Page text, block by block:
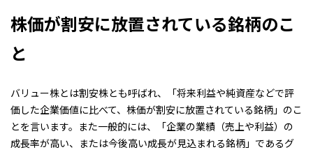
株価が割安に放置されている銘柄のこ
と
バリュー株とは割安株とも呼ばれ、「将来利益や純資産などで評
価した企業価値に比べて、株価が割安に放置されている銘柄」のこ
とを言います。また一般的には、「企業の業績（売上や利益）の
成長率が高い、または今後高い成長が見込まれる銘柄」であるグ